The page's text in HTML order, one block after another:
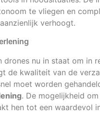
te vliegen en
verhoogt.
nu in staat om in
de kwaliteit van de
moet worden
. De mogelijkheid
hen tot een waardevol